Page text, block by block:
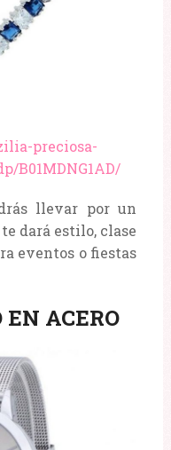
preciosa-
B01MDNG1AD/
llevar por un
dará estilo, clase
eventos o fiestas
ACERO